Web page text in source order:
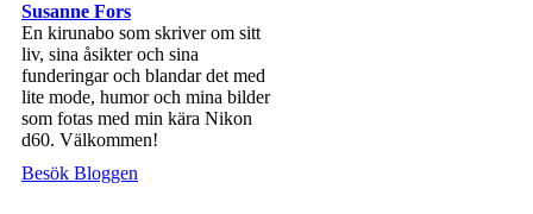
Susanne Fors
En kirunabo som skriver om sitt
liv, sina åsikter och sina
funderingar och blandar det med
lite mode, humor och mina bilder
som fotas med min kära Nikon
d60. Välkommen!
Besök Bloggen